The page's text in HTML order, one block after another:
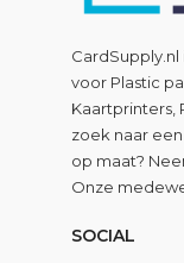
voor Plastic
Kaartprinters,
zoek naar
op maat?
Onze
SOCIAL